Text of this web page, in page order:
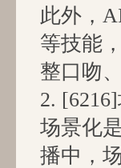
此外，
等技能
整口吻
2.
场景化
播中，